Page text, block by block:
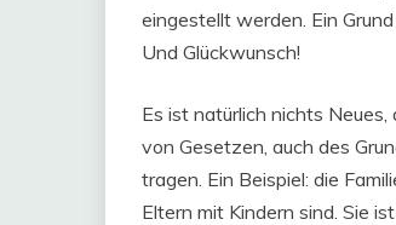
eingestellt werden. Ein
Und Glückwunsch!
Es ist natürlich nichts
von Gesetzen, auch des
tragen. Ein Beispiel: die
Eltern mit Kindern sind. Sie